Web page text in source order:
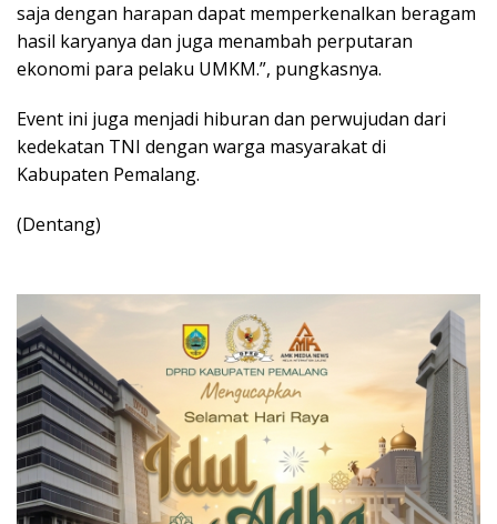
saja dengan harapan dapat memperkenalkan beragam
hasil karyanya dan juga menambah perputaran
ekonomi para pelaku UMKM.”, pungkasnya.
Event ini juga menjadi hiburan dan perwujudan dari
kedekatan TNI dengan warga masyarakat di
Kabupaten Pemalang.
(Dentang)